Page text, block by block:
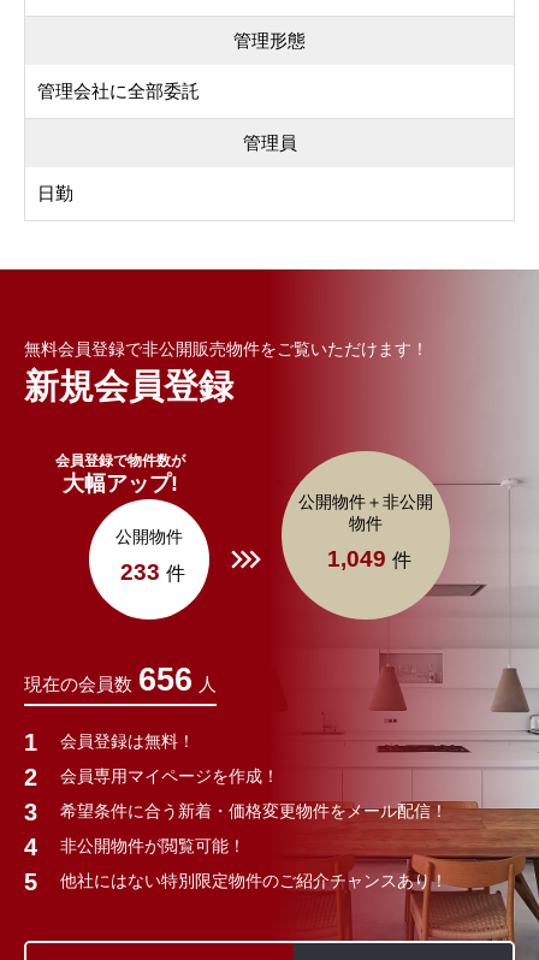
管理形態
管理会社に全部委託
管理員
日勤
無料会員登録で非公開販売物件をご覧いただけます！
新規会員登録
会員登録で物件数が
大幅アップ!
公開物件
233 件
公開物件＋非公開
物件
1,049 件
現在の会員数 656 人
会員登録は無料！
会員専用マイページを作成！
希望条件に合う新着・価格変更物件をメール配信！
非公開物件が閲覧可能！
他社にはない特別限定物件のご紹介チャンスあり！